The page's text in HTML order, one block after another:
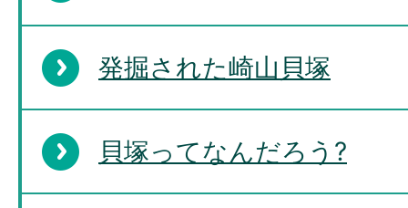
発掘された崎山貝塚
貝塚ってなんだろう?